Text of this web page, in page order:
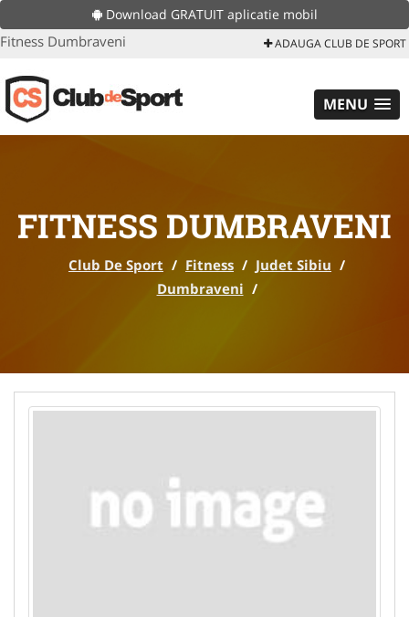
Download GRATUIT aplicatie mobil
Fitness Dumbraveni ADAUGA CLUB DE SPORT
MENU
FITNESS DUMBRAVENI
Club De Sport / Fitness / Judet Sibiu /
Dumbraveni /